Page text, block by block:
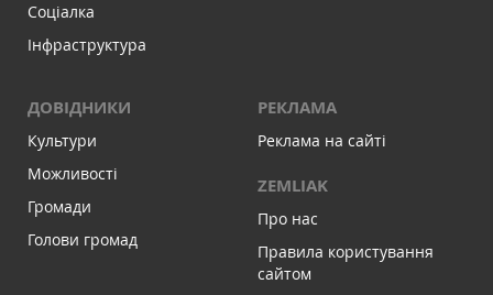
Соціалка
Інфраструктура
ДОВІДНИКИ
Культури
Можливості
Громади
Голови громад
РЕКЛАМА
Реклама на сайті
ZEMLIAK
Про нас
Правила користування
сайтом